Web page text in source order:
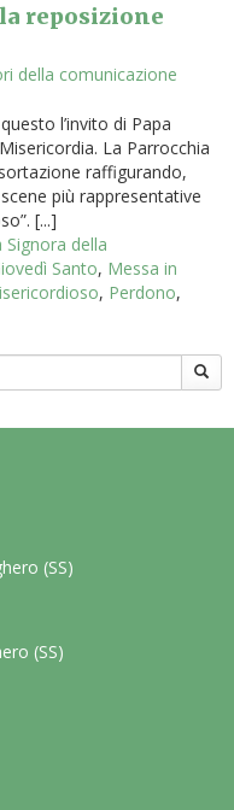
reposizione
della comunicazione
l’invito di Papa
La Parrocchia
raffigurando,
più rappresentative
[...]
della
Santo, Messa in
, Perdono,
(SS)
(SS)